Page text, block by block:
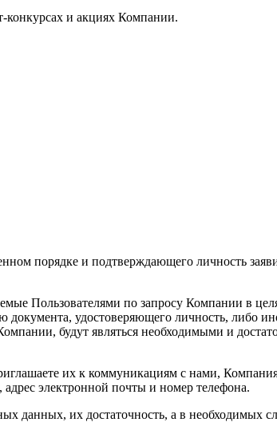
конкурсах и акциях Компании.
порядке и подтверждающего личность
Пользователями по запросу Компании в
документа, удостоверяющего личность,
будут являться необходимыми и
их к коммуникациям с нами,
электронной почты и номер телефона.
данных, их достаточность, а в необходимых